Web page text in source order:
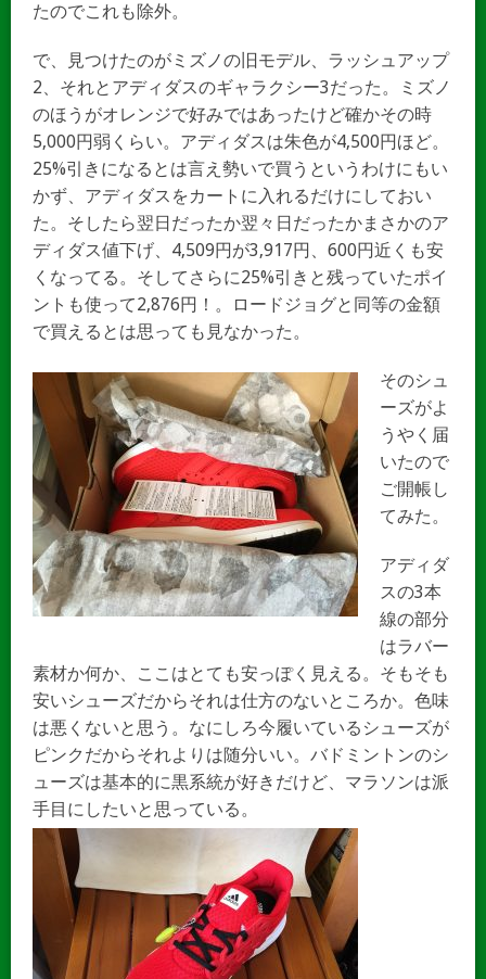
たのでこれも除外。
で、見つけたのがミズノの旧モデル、ラッシュアップ
2、それとアディダスのギャラクシー3だった。ミズノ
のほうがオレンジで好みではあったけど確かその時
5,000円弱くらい。アディダスは朱色が4,500円ほど。
25%引きになるとは言え勢いで買うというわけにもい
かず、アディダスをカートに入れるだけにしておい
た。そしたら翌日だったか翌々日だったかまさかのア
ディダス値下げ、4,509円が3,917円、600円近くも安
くなってる。そしてさらに25%引きと残っていたポイ
ントも使って2,876円！。ロードジョグと同等の金額
で買えるとは思っても見なかった。
そのシュ
ーズがよ
うやく届
いたので
ご開帳し
てみた。
アディダ
スの3本
線の部分
はラバー
素材か何か、ここはとても安っぽく見える。そもそも
安いシューズだからそれは仕方のないところか。色味
は悪くないと思う。なにしろ今履いているシューズが
ピンクだからそれよりは随分いい。バドミントンのシ
ューズは基本的に黒系統が好きだけど、マラソンは派
手目にしたいと思っている。